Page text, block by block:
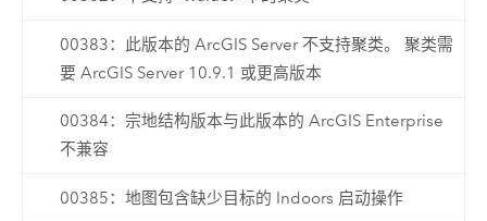
00383：此版本的 ArcGIS Server 不支持聚类。 聚类需
要 ArcGIS Server 10.9.1 或更高版本
00384：宗地结构版本与此版本的 ArcGIS Enterprise
不兼容
00385：地图包含缺少目标的 Indoors 启动操作